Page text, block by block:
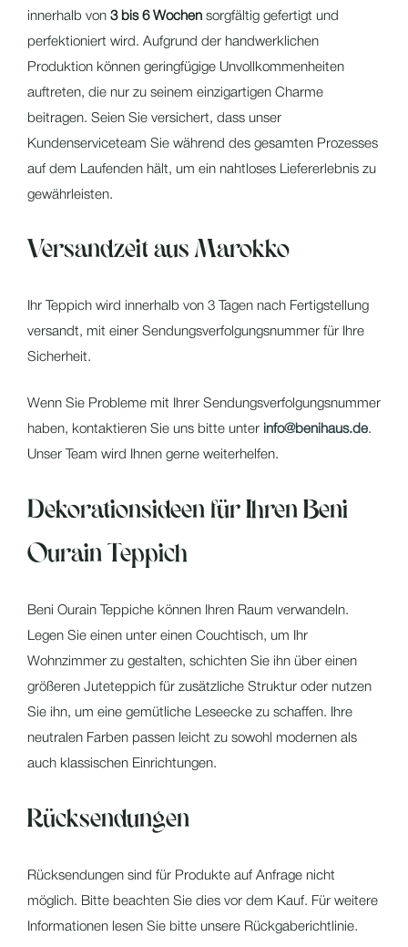
innerhalb von 3 bis 6 Wochen sorgfältig gefertigt und
perfektioniert wird. Aufgrund der handwerklichen
Produktion können geringfügige Unvollkommenheiten
auftreten, die nur zu seinem einzigartigen Charme
beitragen. Seien Sie versichert, dass unser
Kundenserviceteam Sie während des gesamten Prozesses
auf dem Laufenden hält, um ein nahtloses Liefererlebnis zu
gewährleisten.
Versandzeit aus Marokko
Ihr Teppich wird innerhalb von 3 Tagen nach Fertigstellung
versandt, mit einer Sendungsverfolgungsnummer für Ihre
Sicherheit.
Wenn Sie Probleme mit Ihrer Sendungsverfolgungsnummer
haben, kontaktieren Sie uns bitte unter info@benihaus.de.
Unser Team wird Ihnen gerne weiterhelfen.
Dekorationsideen für Ihren Beni
Ourain Teppich
Beni Ourain Teppiche können Ihren Raum verwandeln.
Legen Sie einen unter einen Couchtisch, um Ihr
Wohnzimmer zu gestalten, schichten Sie ihn über einen
größeren Juteteppich für zusätzliche Struktur oder nutzen
Sie ihn, um eine gemütliche Leseecke zu schaffen. Ihre
neutralen Farben passen leicht zu sowohl modernen als
auch klassischen Einrichtungen.
Rücksendungen
Rücksendungen sind für Produkte auf Anfrage nicht
möglich. Bitte beachten Sie dies vor dem Kauf. Für weitere
Informationen lesen Sie bitte unsere Rückgaberichtlinie.